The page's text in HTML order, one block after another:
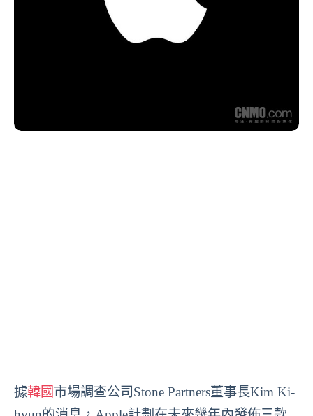
據韓國市場調查公司Stone Partners董事長Kim Ki-